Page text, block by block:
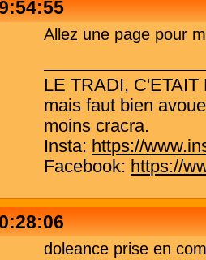
Allez une page pour
LE TRADI,
mais faut bien
moins cracra.
Insta: https://
Facebook: https://
doleance prise en